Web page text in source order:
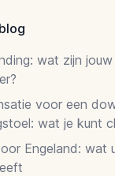
wat zijn
voor een
wat je kunt
Engeland: wat